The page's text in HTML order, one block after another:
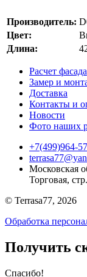
Производитель:
Цвет:
Длина:
Расчет фасада
Замер и
Доставка
Контакты и
Новости
Фото наших
+7(499)964-
Московская
Торговая,
© Terrasa77, 2026
Обработка
Получить
Cпасибо!